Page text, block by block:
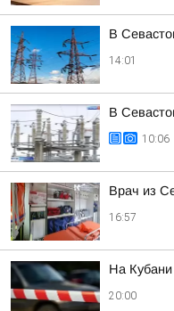
В
14:01
В
10:06
Врач из
16:57
На
20:00